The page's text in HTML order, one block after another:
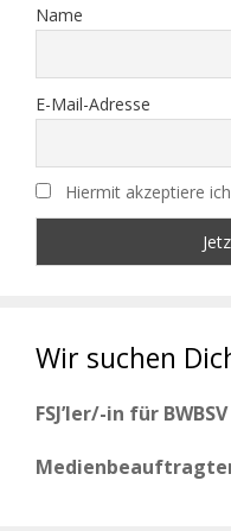
Name
E-Mail-Adresse
Hiermit akzeptiere
Wir suchen
FSJ’ler/-in für